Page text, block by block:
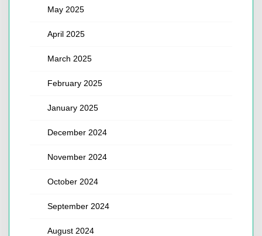
May 2025
April 2025
March 2025
February 2025
January 2025
December 2024
November 2024
October 2024
September 2024
August 2024